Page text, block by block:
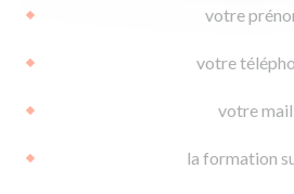
votre
votre
votre
la formation